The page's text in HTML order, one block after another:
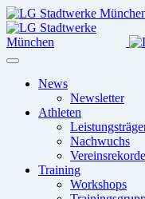
News
Newsletter
Athleten
Nachwuchs
Vereinsrekorde
Training
Workshops